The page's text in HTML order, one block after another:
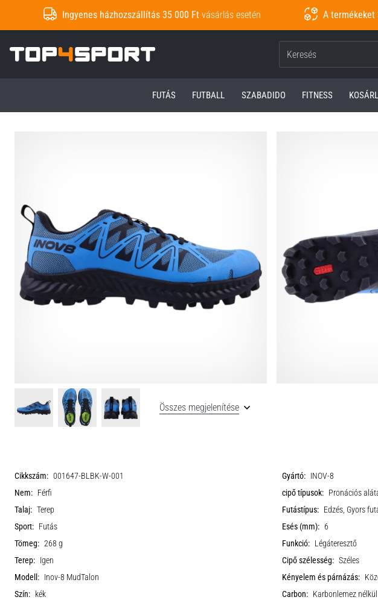
Ingyenes házhozszállítás 35 000 Ft vásárlás esetén A termékeket
Top4Sport.hu
FUTÁS FUTBALL SZABADIDO FITNESS
Összes megjelenítése
Cikkszám: 001647-BLBK-W-001 Gyártó: INOV-8
Nem: Férfi cipő típusok: Pronációs
Talaj: Terep Futástípus: Edzés, Gyors
Sport: Futás Esés (mm): 6
Tömeg: 268 g Funkció: Légáteresztő
Terep: Igen Cipő szélesség: Széles
Modell: Inov-8 MudTalon Kényelem és párnázás:
Szín: kék Carbon: Karbonlemez nélkül